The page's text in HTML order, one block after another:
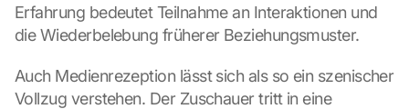
Erfahrung bedeutet Teilnahme an Interaktionen und
die Wiederbelebung früherer Beziehungsmuster.
Auch Medienrezeption lässt sich als so ein szenischer
Vollzug verstehen. Der Zuschauer tritt in eine